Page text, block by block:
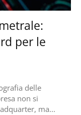
per le
delle
non si
ma...